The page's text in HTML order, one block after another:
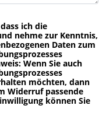
ich die
nehme zur Kenntnis,
Daten zum
Wenn Sie auch
möchten, dann
Widerruf passende
können Sie